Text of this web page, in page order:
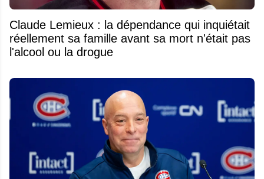
Claude Lemieux : la dépendance qui inquiétait
réellement sa famille avant sa mort n'était pas
l'alcool ou la drogue